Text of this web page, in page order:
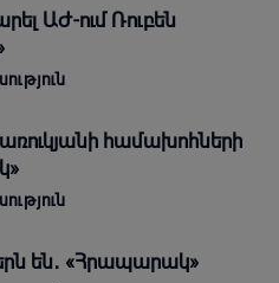
ԱԺ-ում Ռուբեն
համախոհների
են․ «Հրապարակ»